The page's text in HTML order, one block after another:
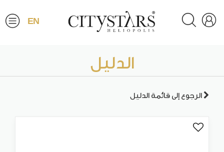
EN
الدليل
الرجوع إلى قائمة الدليل